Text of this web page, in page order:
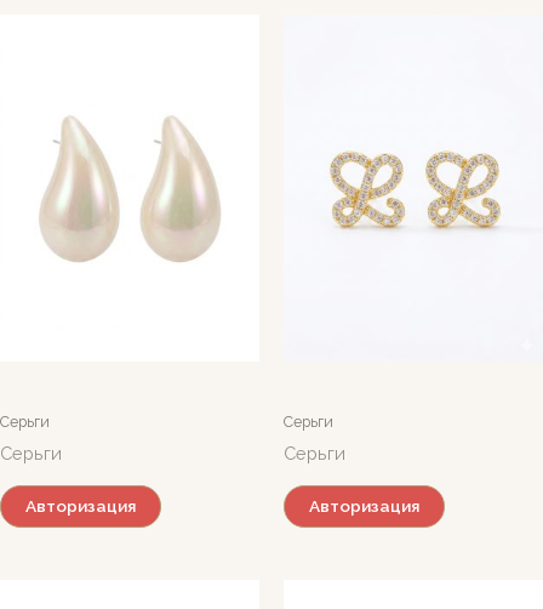
Серьги
Серьги
Авторизация
Серьги
Серьги
Авторизация